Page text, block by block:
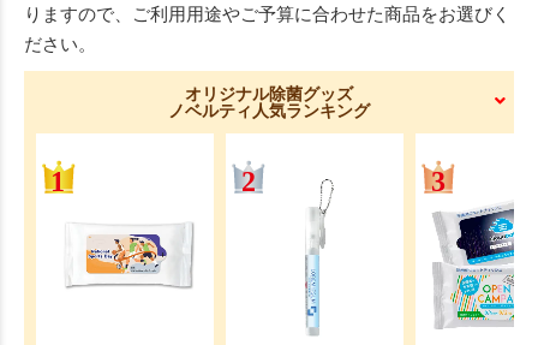
りますので、ご利用用途やご予算に合わせた商品をお選びく
ださい。
オリジナル除菌グッズ
ノベルティ人気ランキング